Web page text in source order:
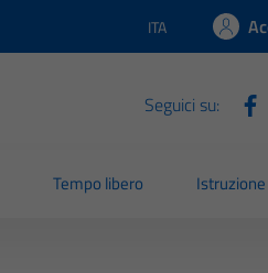
Lingua attiva:
ITA
Seguici su:
Tempo libero Istruzione